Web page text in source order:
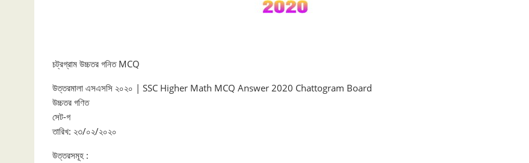
চট্রগ্রাম উচ্চতর গনিত MCQ
উত্তরমালা এসএসসি ২০২০ | SSC Higher Math MCQ Answer 2020 Chattogram Board
উচ্চতর গণিত
সেট-গ
তারিখ: ২৩/০২/২০২০
উত্তরসমূহ :